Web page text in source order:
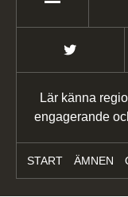
Lär känna
engagerande
START ÄMNEN